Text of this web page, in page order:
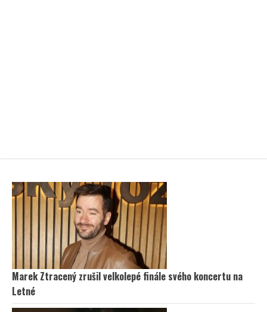
Marek Ztracený zrušil velkolepé finále svého koncertu na
Letné